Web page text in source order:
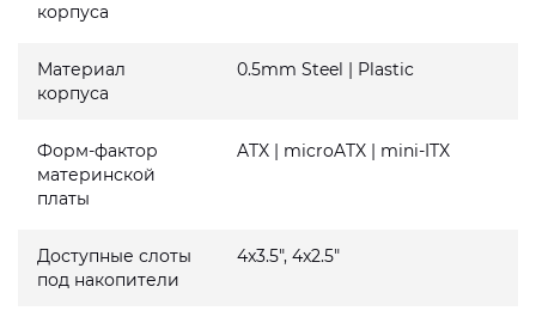
корпуса
Материал
корпуса
0.5mm Steel | Plastic
Форм-фактор
материнской
платы
ATX | microATX | mini-ITX
Доступные слоты
под накопители
4x3.5", 4x2.5"